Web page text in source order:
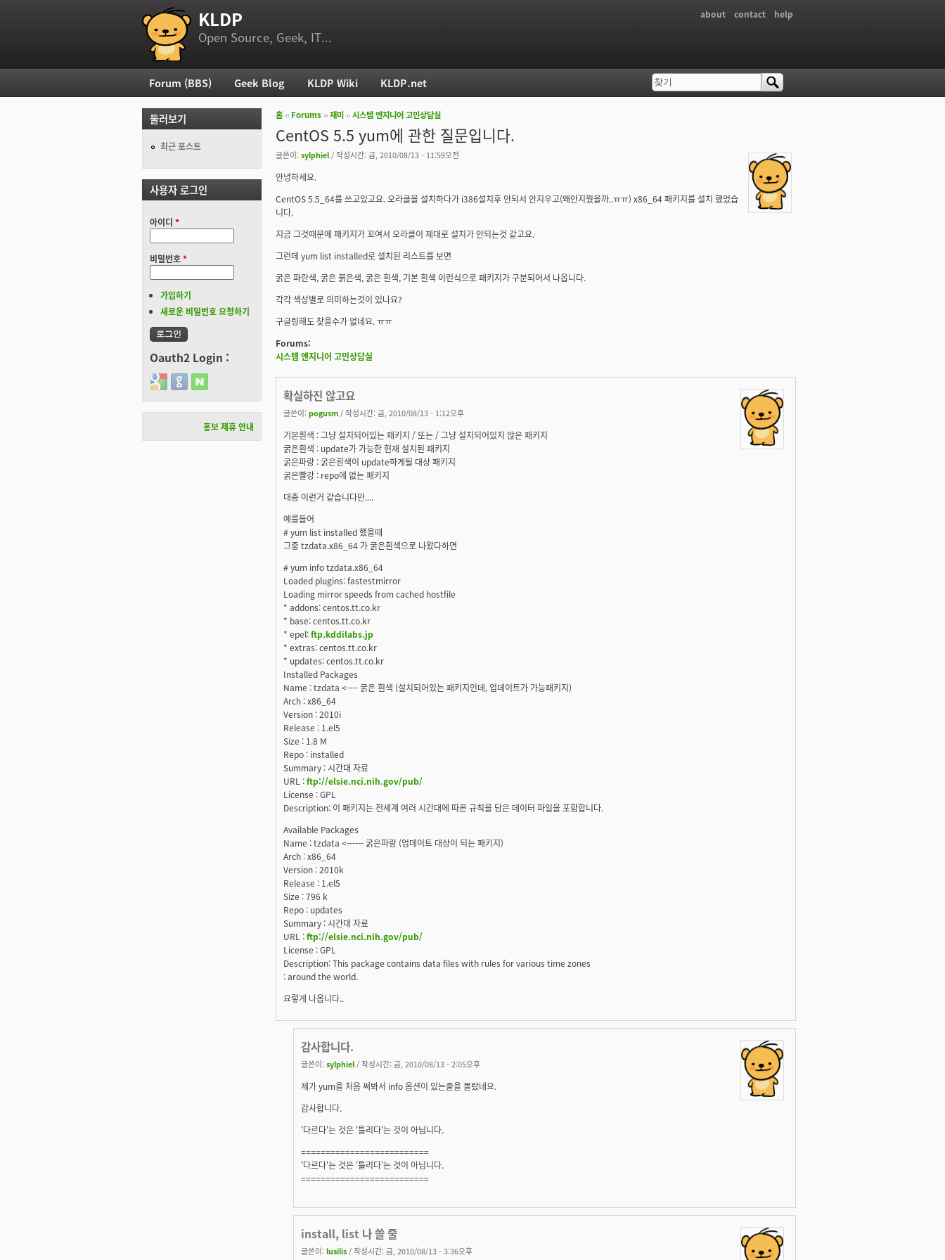
부 메뉴
about contact help
KLDP
Open Source, Geek, IT...
현재 위치
홈 ›› Forums ››재미 ››시스템 엔지니어 고민상담실
CentOS 5.5 yum에 관한 질문입니다.
글쓴이: sylphiel / 작성시간: 금, 2010/08/13 - 11:59오전
안녕하세요.
CentOS 5.5_64를 쓰고있고요. 오라클을 설치하다가 i386설치후 안되서 안지우고(왜안지웠을까..ㅠㅠ) x86_64 패키지를 설치 했었습
니다.
지금 그것때문에 패키지가 꼬여서 오라클이 제대로 설치가 안되는것 같고요.
그런데 yum list installed로 설치된 리스트를 보면
굵은 파란색, 굵은 붉은색, 굵은 흰색, 기본 흰색 이런식으로 패키지가 구분되어서 나옵니다.
각각 색상별로 의미하는것이 있나요?
구글링해도 찾을수가 없네요. ㅠㅠ
Forums:
시스템 엔지니어 고민상담실
확실하진 않고요
글쓴이: pogusm / 작성시간: 금, 2010/08/13 - 1:12오후
기본흰색 : 그냥 설치되어있는 패키지 / 또는 / 그냥 설치되어있지 않은 패키지
굵은흰색 : update가 가능한 현재 설치된 패키지
굵은파랑 : 굵은흰색이 update하게될 대상 패키지
굵은빨강 : repo에 없는 패키지
대충 이런거 같습니다만....
예를들어
# yum list installed 했을때
그중 tzdata.x86_64 가 굵은흰색으로 나왔다하면
# yum info tzdata.x86_64
Loaded plugins: fastestmirror
Loading mirror speeds from cached hostfile
* addons: centos.tt.co.kr
* base: centos.tt.co.kr
* epel:ftp.kddilabs.jp
* extras: centos.tt.co.kr
* updates: centos.tt.co.kr
Installed Packages
Name : tzdata <---- 굵은 흰색 (설치되어있는 패키지인데, 업데이트가 가능패키지)
Arch : x86_64
Version : 2010i
Release : 1.el5
Size : 1.8 M
Repo : installed
Summary : 시간대 자료
URL :ftp://elsie.nci.nih.gov/pub/
License : GPL
Description: 이 패키지는 전세계 여러 시간대에 따른 규칙을 담은 데이터 파일을 포함합니다.
Available Packages
Name : tzdata <------ 굵은파랑 (업데이트 대상이 되는 패키지)
Arch : x86_64
Version : 2010k
Release : 1.el5
Size : 796 k
Repo : updates
Summary : 시간대 자료
URL :ftp://elsie.nci.nih.gov/pub/
License : GPL
Description: This package contains data files with rules for various time zones
: around the world.
요렇게 나옵니다..
감사합니다.
글쓴이: sylphiel / 작성시간: 금, 2010/08/13 - 2:05오후
제가 yum을 처음 써봐서 info 옵션이 있는줄을 몰랐네요.
감사합니다.
'다르다'는 것은 '틀리다'는 것이 아닙니다.
==========================
'다르다'는 것은 '틀리다'는 것이 아닙니다.
==========================
install, list 나 쓸 줄
글쓴이: lusilis / 작성시간: 금, 2010/08/13 - 3:36오후
주 메뉴
Forum (BBS) Geek Blog KLDP Wiki KLDP.net 검색 폼
찾기
둘러보기
최근 포스트
사용자 로그인
아이디 *
비밀번호*
가입하기
새로운 비밀번호 요청하기
Oauth2 Login :
Login with Google
Login with GitHub
Login with Naver
홍보 제휴 안내